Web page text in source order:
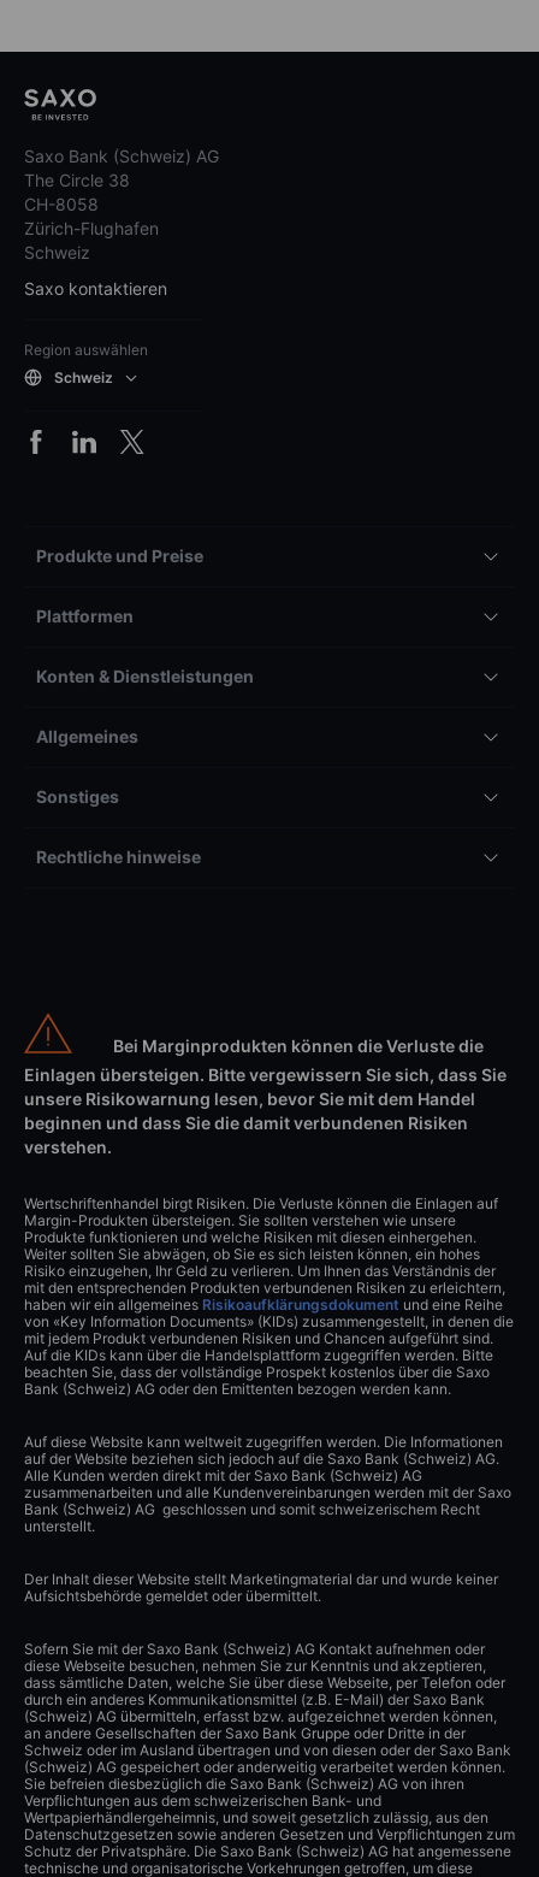
Saxo Bank (Schweiz) AG
The Circle 38
CH-8058
Zürich-Flughafen
Schweiz
Saxo kontaktieren
Region auswählen
Schweiz
Produkte und Preise
Plattformen
Konten & Dienstleistungen
Allgemeines
Sonstiges
Rechtliche hinweise
Bei Marginprodukten können die Verluste die
Einlagen übersteigen. Bitte vergewissern Sie sich, dass Sie
unsere Risikowarnung lesen, bevor Sie mit dem Handel
beginnen und dass Sie die damit verbundenen Risiken
verstehen.
Wertschriftenhandel birgt Risiken. Die Verluste können die Einlagen auf
Margin-Produkten übersteigen. Sie sollten verstehen wie unsere
Produkte funktionieren und welche Risiken mit diesen einhergehen.
Weiter sollten Sie abwägen, ob Sie es sich leisten können, ein hohes
Risiko einzugehen, Ihr Geld zu verlieren. Um Ihnen das Verständnis der
mit den entsprechenden Produkten verbundenen Risiken zu erleichtern,
haben wir ein allgemeines Risikoaufklärungsdokument und eine Reihe
von «Key Information Documents» (KIDs) zusammengestellt, in denen die
mit jedem Produkt verbundenen Risiken und Chancen aufgeführt sind.
Auf die KIDs kann über die Handelsplattform zugegriffen werden. Bitte
beachten Sie, dass der vollständige Prospekt kostenlos über die Saxo
Bank (Schweiz) AG oder den Emittenten bezogen werden kann.
Auf diese Website kann weltweit zugegriffen werden. Die Informationen
auf der Website beziehen sich jedoch auf die Saxo Bank (Schweiz) AG.
Alle Kunden werden direkt mit der Saxo Bank (Schweiz) AG
zusammenarbeiten und alle Kundenvereinbarungen werden mit der Saxo
Bank (Schweiz) AG geschlossen und somit schweizerischem Recht
unterstellt.
Der Inhalt dieser Website stellt Marketingmaterial dar und wurde keiner
Aufsichtsbehörde gemeldet oder übermittelt.
Sofern Sie mit der Saxo Bank (Schweiz) AG Kontakt aufnehmen oder
diese Webseite besuchen, nehmen Sie zur Kenntnis und akzeptieren,
dass sämtliche Daten, welche Sie über diese Webseite, per Telefon oder
durch ein anderes Kommunikationsmittel (z.B. E-Mail) der Saxo Bank
(Schweiz) AG übermitteln, erfasst bzw. aufgezeichnet werden können,
an andere Gesellschaften der Saxo Bank Gruppe oder Dritte in der
Schweiz oder im Ausland übertragen und von diesen oder der Saxo Bank
(Schweiz) AG gespeichert oder anderweitig verarbeitet werden können.
Sie befreien diesbezüglich die Saxo Bank (Schweiz) AG von ihren
Verpflichtungen aus dem schweizerischen Bank- und
Wertpapierhändlergeheimnis, und soweit gesetzlich zulässig, aus den
Datenschutzgesetzen sowie anderen Gesetzen und Verpflichtungen zum
Schutz der Privatsphäre. Die Saxo Bank (Schweiz) AG hat angemessene
technische und organisatorische Vorkehrungen getroffen, um diese